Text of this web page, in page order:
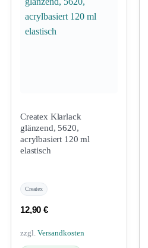
Createx Klarlack
glänzend, 5620,
acrylbasiert 120 ml
elastisch
Createx
12,90€
zzgl. Versandkosten